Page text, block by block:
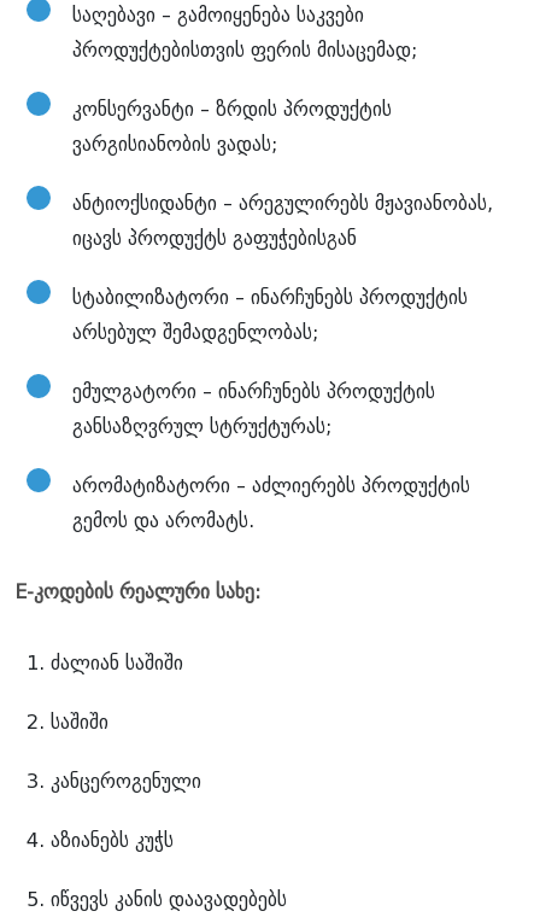
საღებავი – გამოიყენება საკვები
პროდუქტებისთვის ფერის მისაცემად;
კონსერვანტი – ზრდის პროდუქტის
ვარგისიანობის ვადას;
ანტიოქსიდანტი – არეგულირებს მჟავიანობას,
იცავს პროდუქტს გაფუჭებისგან
სტაბილიზატორი – ინარჩუნებს პროდუქტის
არსებულ შემადგენლობას;
ემულგატორი – ინარჩუნებს პროდუქტის
განსაზღვრულ სტრუქტურას;
არომატიზატორი – აძლიერებს პროდუქტის
გემოს და არომატს.
E-კოდების რეალური სახე:
ძალიან საშიში
საშიში
კანცეროგენული
აზიანებს კუჭს
იწვევს კანის დაავადებებს